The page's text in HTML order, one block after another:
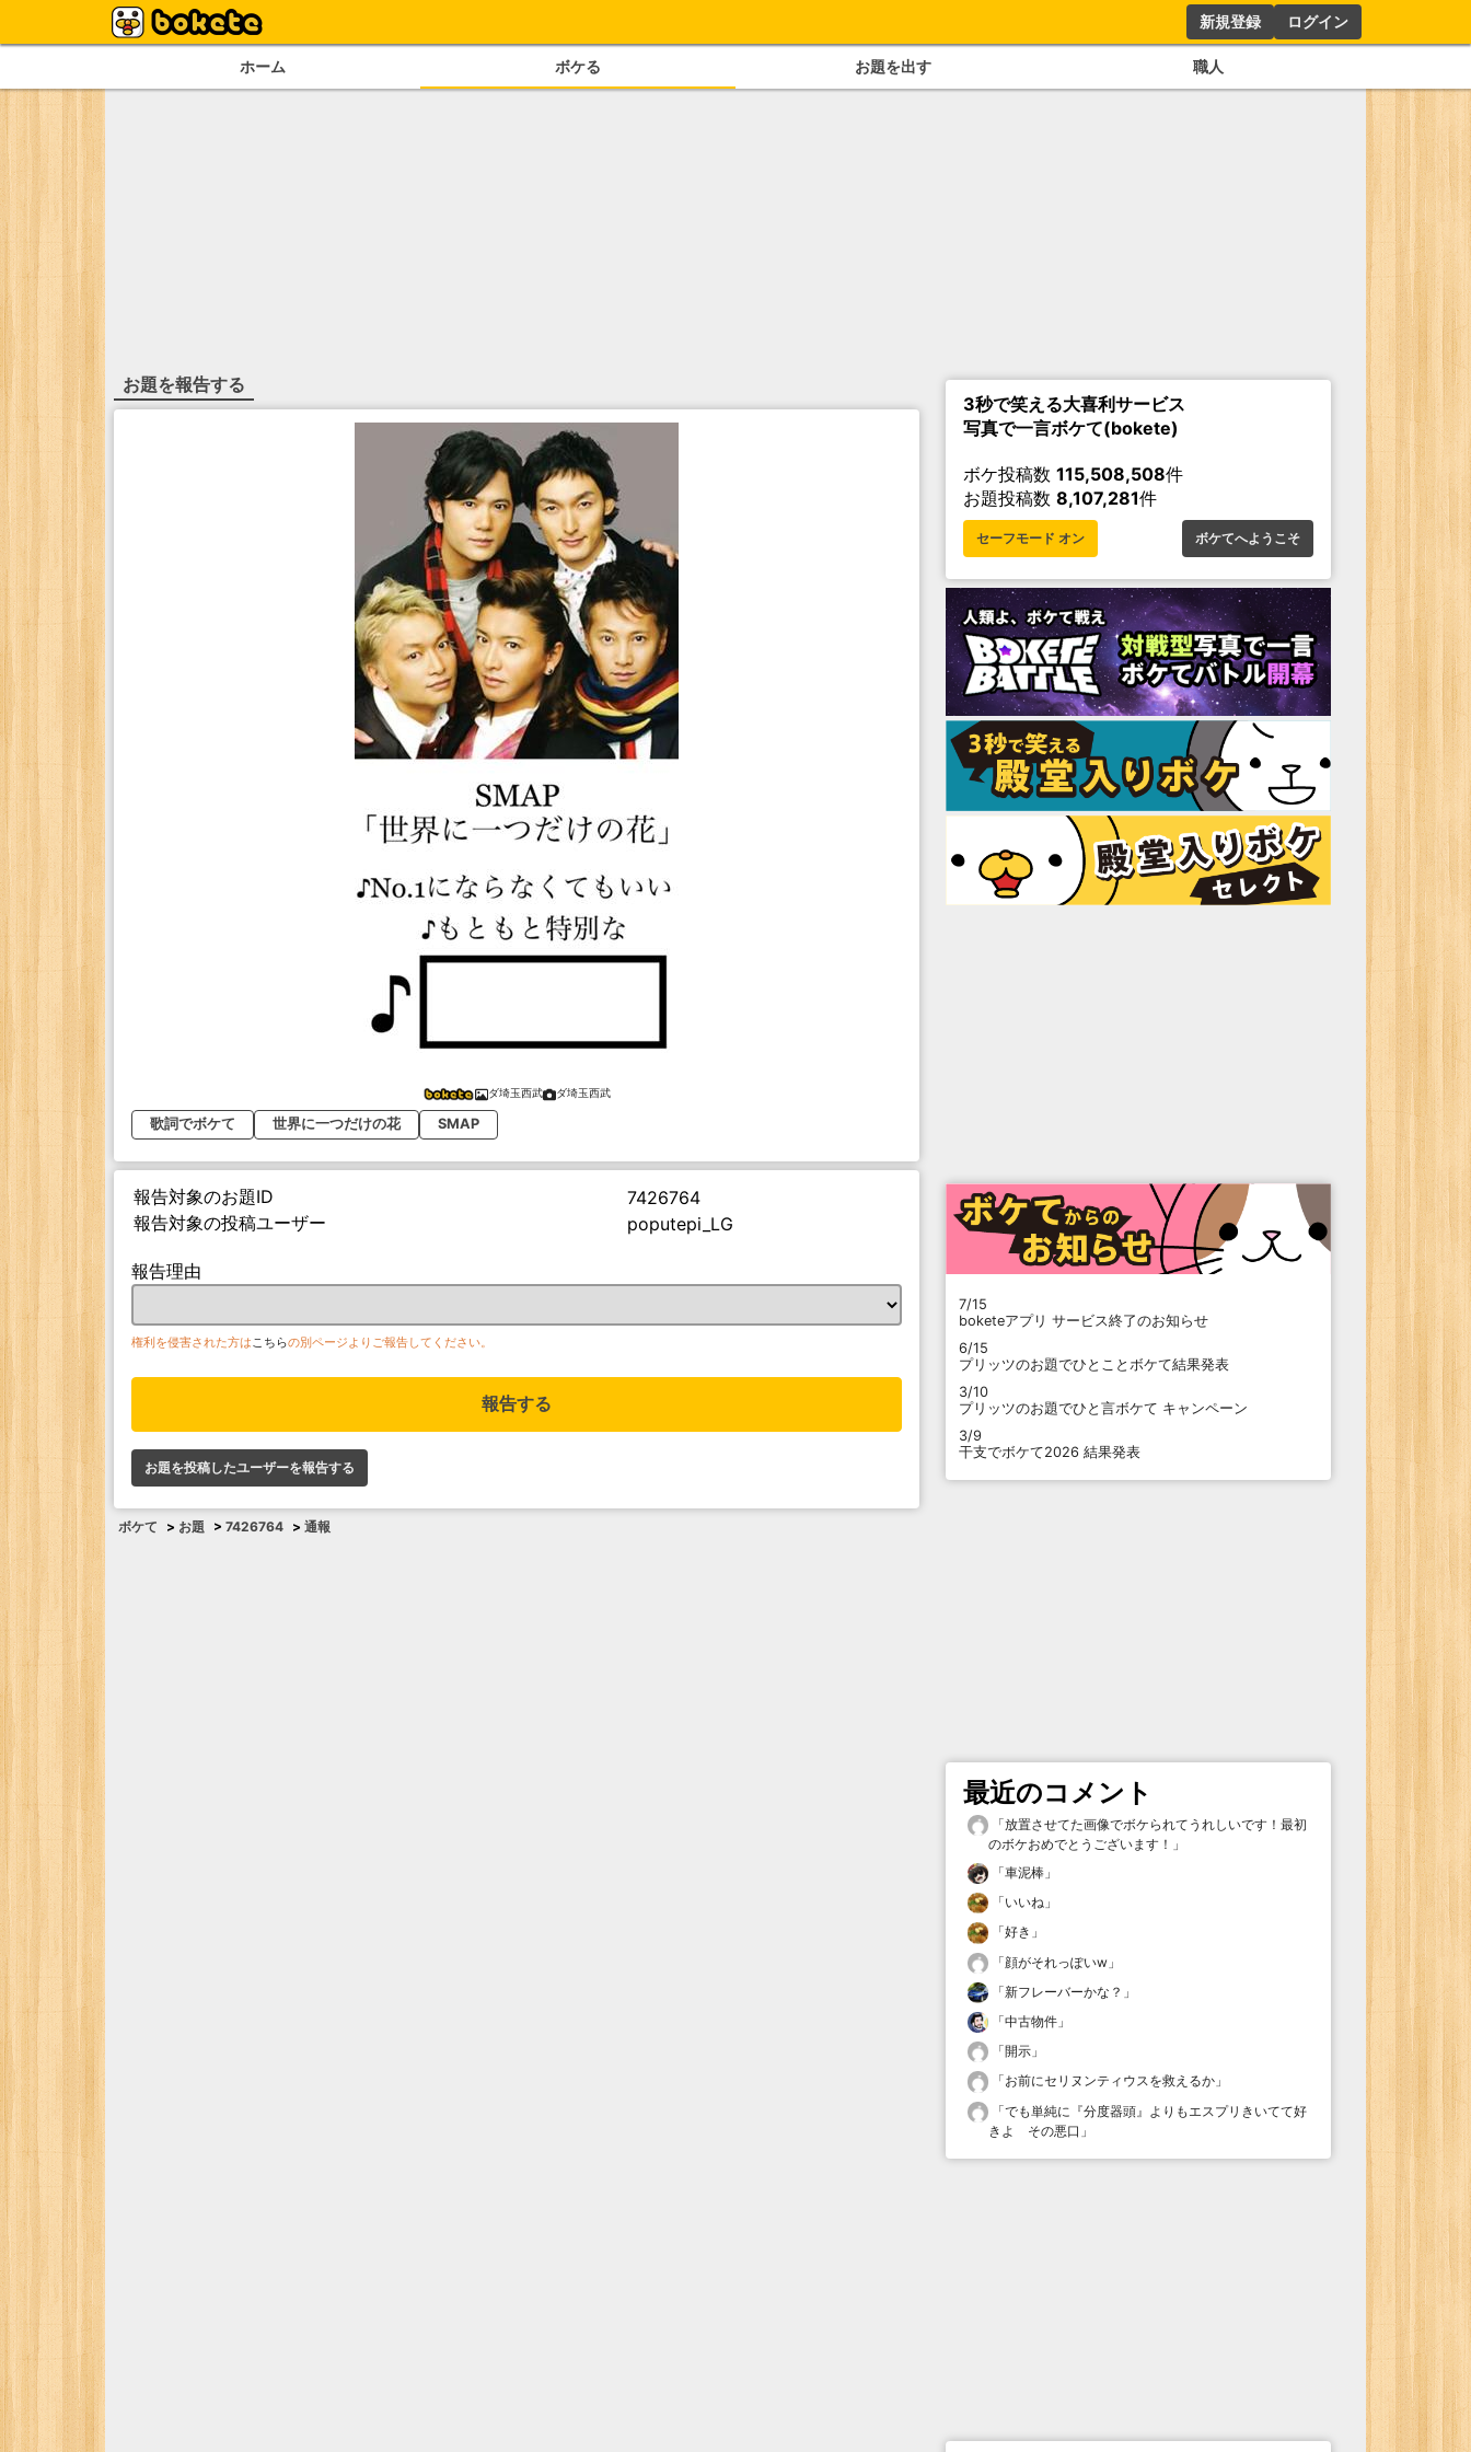
新規登録 ログイン
ホーム ボケる お題を出す 職人
お題を報告する
ダ埼玉西武 ダ埼玉西武
歌詞でボケて 世界に一つだけの花 SMAP
報告対象のお題ID
7426764
報告対象の投稿ユーザー
poputepi_LG
報告理由
権利を侵害された方はこちらの別ページよりご報告してください。
報告する
お題を投稿したユーザーを報告する
ボケて > お題 > 7426764 > 通報
3秒で笑える大喜利サービス
写真で一言ボケて(bokete)
ボケ投稿数 115,508,508件
お題投稿数 8,107,281件
セーフモード オン ボケてへようこそ
7/15
boketeアプリ サービス終了のお知らせ
6/15
プリッツのお題でひとことボケて結果発表
3/10
プリッツのお題でひと言ボケて キャンペーン
3/9
干支でボケて2026 結果発表
最近のコメント
「放置させてた画像でボケられてうれしいです！最初
のボケおめでとうございます！ 」
「車泥棒 」
「いいね 」
「好き 」
「顔がそれっぽいw 」
「新フレーバーかな？ 」
「中古物件 」
「開示 」
「お前にセリヌンティウスを救えるか 」
「でも単純に『分度器頭』よりもエスプリきいてて好
きよ その悪口 」